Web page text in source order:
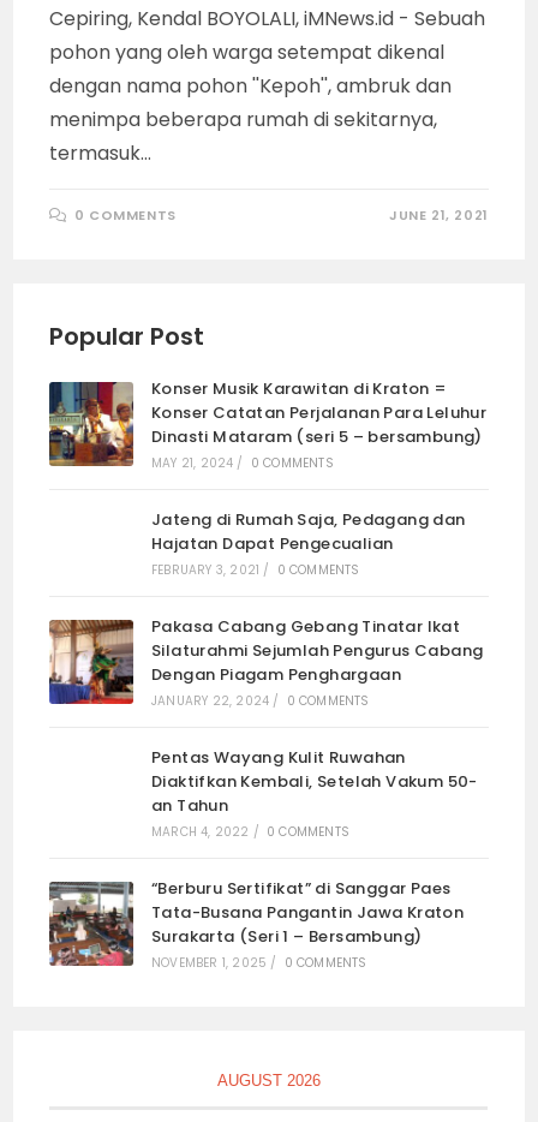
Cepiring, Kendal BOYOLALI, iMNews.id - Sebuah
pohon yang oleh warga setempat dikenal
dengan nama pohon ''Kepoh'', ambruk dan
menimpa beberapa rumah di sekitarnya,
termasuk…
0 COMMENTS JUNE 21, 2021
Popular Post
Konser Musik Karawitan di Kraton =
Konser Catatan Perjalanan Para Leluhur
Dinasti Mataram (seri 5 – bersambung)
MAY 21, 2024 / 0 COMMENTS
Jateng di Rumah Saja, Pedagang dan
Hajatan Dapat Pengecualian
FEBRUARY 3, 2021 / 0 COMMENTS
Pakasa Cabang Gebang Tinatar Ikat
Silaturahmi Sejumlah Pengurus Cabang
Dengan Piagam Penghargaan
JANUARY 22, 2024 / 0 COMMENTS
Pentas Wayang Kulit Ruwahan
Diaktifkan Kembali, Setelah Vakum 50-
an Tahun
MARCH 4, 2022 / 0 COMMENTS
“Berburu Sertifikat” di Sanggar Paes
Tata-Busana Pangantin Jawa Kraton
Surakarta (Seri 1 – Bersambung)
NOVEMBER 1, 2025 / 0 COMMENTS
AUGUST 2026